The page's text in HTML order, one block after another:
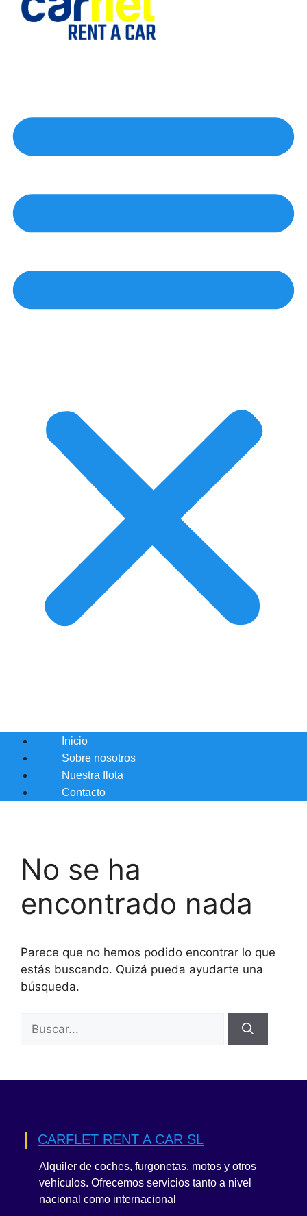
Inicio
Sobre nosotros
Nuestra flota
Contacto
No se ha
encontrado nada
Parece que no hemos podido encontrar lo que
estás buscando. Quizá pueda ayudarte una
búsqueda.
CARFLET RENT A CAR SL
Alquiler de coches, furgonetas, motos y otros
vehículos. Ofrecemos servicios tanto a nivel
nacional como internacional